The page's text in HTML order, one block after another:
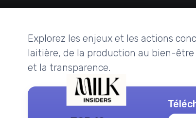
Explorez les enjeux et les actions
laitière, de la production au bien-
et la transparence.